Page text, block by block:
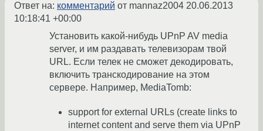
Ответ на: комментарий от mannaz2004 20.06.2013
10:18:41 +00:00
Установить какой-нибудь UPnP AV media
server, и им раздавать телевизорам твой
URL. Если телек не сможет декодировать,
включить транскодирование на этом
сервере. Например, MediaTomb:
support for external URLs (create links to
internet content and serve them via UPnP